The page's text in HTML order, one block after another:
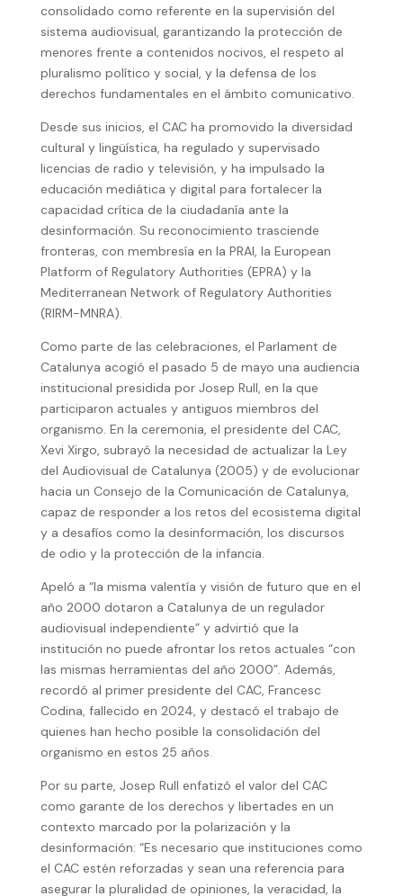
consolidado como referente en la supervisión del
sistema audiovisual, garantizando la protección de
menores frente a contenidos nocivos, el respeto al
pluralismo político y social, y la defensa de los
derechos fundamentales en el ámbito comunicativo.
Desde sus inicios, el CAC ha promovido la diversidad
cultural y lingüística, ha regulado y supervisado
licencias de radio y televisión, y ha impulsado la
educación mediática y digital para fortalecer la
capacidad crítica de la ciudadanía ante la
desinformación. Su reconocimiento trasciende
fronteras, con membresía en la PRAI, la European
Platform of Regulatory Authorities (EPRA) y la
Mediterranean Network of Regulatory Authorities
(RIRM-MNRA).
Como parte de las celebraciones, el Parlament de
Catalunya acogió el pasado 5 de mayo una audiencia
institucional presidida por Josep Rull, en la que
participaron actuales y antiguos miembros del
organismo. En la ceremonia, el presidente del CAC,
Xevi Xirgo, subrayó la necesidad de actualizar la Ley
del Audiovisual de Catalunya (2005) y de evolucionar
hacia un Consejo de la Comunicación de Catalunya,
capaz de responder a los retos del ecosistema digital
y a desafíos como la desinformación, los discursos
de odio y la protección de la infancia.
Apeló a “la misma valentía y visión de futuro que en el
año 2000 dotaron a Catalunya de un regulador
audiovisual independiente” y advirtió que la
institución no puede afrontar los retos actuales “con
las mismas herramientas del año 2000”. Además,
recordó al primer presidente del CAC, Francesc
Codina, fallecido en 2024, y destacó el trabajo de
quienes han hecho posible la consolidación del
organismo en estos 25 años.
Por su parte, Josep Rull enfatizó el valor del CAC
como garante de los derechos y libertades en un
contexto marcado por la polarización y la
desinformación: “Es necesario que instituciones como
el CAC estén reforzadas y sean una referencia para
asegurar la pluralidad de opiniones, la veracidad, la